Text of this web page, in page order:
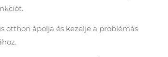
otthon ápolja és kezelje a problémás